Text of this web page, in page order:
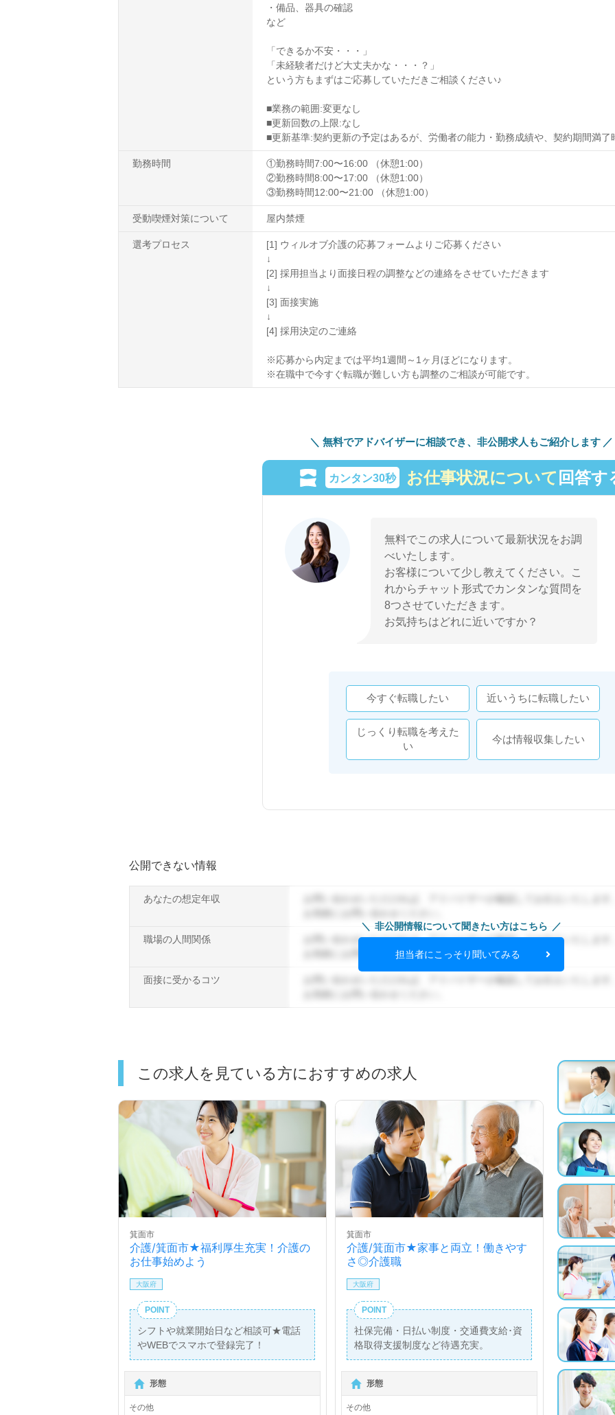
・備品、器具の確認
など
「できるか不安・・・」
「未経験者だけど大丈夫かな・・・？」
という方もまずはご応募していただきご相談ください♪
■業務の範囲:変更なし
■更新回数の上限:なし
■更新基準:契約更新の予定はあるが、労働者の能力・勤務成績や、契約期間満
勤務時間
①勤務時間7:00〜16:00 （休憩1:00）
②勤務時間8:00〜17:00 （休憩1:00）
③勤務時間12:00〜21:00 （休憩1:00）
受動喫煙対策について 屋内禁煙
選考プロセス
[1] ウィルオブ介護の応募フォームよりご応募ください
↓
[2] 採用担当より面接日程の調整などの連絡をさせていただきます
↓
[3] 面接実施
↓
[4] 採用決定のご連絡
※応募から内定までは平均1週間～1ヶ月ほどになります。
※在職中で今すぐ転職が難しい方も調整のご相談が可能です。
無料でアドバイザーに相談でき、 非公開求人もご紹介します
カンタン30秒 お仕事状況について 回答す
無料でこの求人について最新状況をお調
べいたします。
お客様について少し教えてください。こ
れからチャット形式でカンタンな質問を
8つさせていただきます。
お気持ちはどれに近いですか？
今すぐ転職したい 近いうちに転職したい
じっくり転職を考えた
い
今は情報収集したい
公開できない情報
あなたの想定年収
職場の人間関係
お問い合わせいただければ、アドバイザーが確認してお伝えいたします
お気軽にお問い合わせください。
面接に受かるコツ
非公開情報について聞きたい方はこちら
担当者にこっそり聞いてみる
この求人を見ている方におすすめの求人
介護/箕面市★福利厚生充実！介護の
お仕事始めよう
箕面市
大阪府
POINT
シフトや就業開始日など相談可★電話
やWEBでスマホで登録完了！
形態
その他
介護/箕面市★家事と両立！働きやす
さ◎介護職
箕面市
大阪府
POINT
社保完備・日払い制度・交通費支給･資
格取得支援制度など待遇充実。
形態
その他